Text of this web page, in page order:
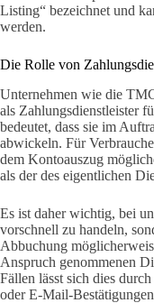
Listing“ bezeichnet und
werden.
Die Rolle von
Unternehmen wie die
als Zahlungsdienstleister
bedeutet, dass sie im
abwickeln. Für
dem Kontoauszug
als der des eigentlichen
Es ist daher wichtig, bei
vorschnell zu handeln,
Abbuchung
Anspruch genommenen
Fällen lässt sich dies
oder E-Mail-